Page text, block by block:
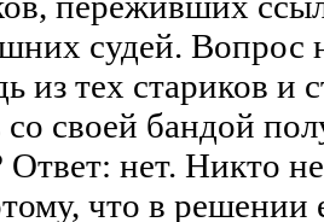
судей. Вопрос
из тех стариков и
со своей бандой
нет. Никто
что в решении